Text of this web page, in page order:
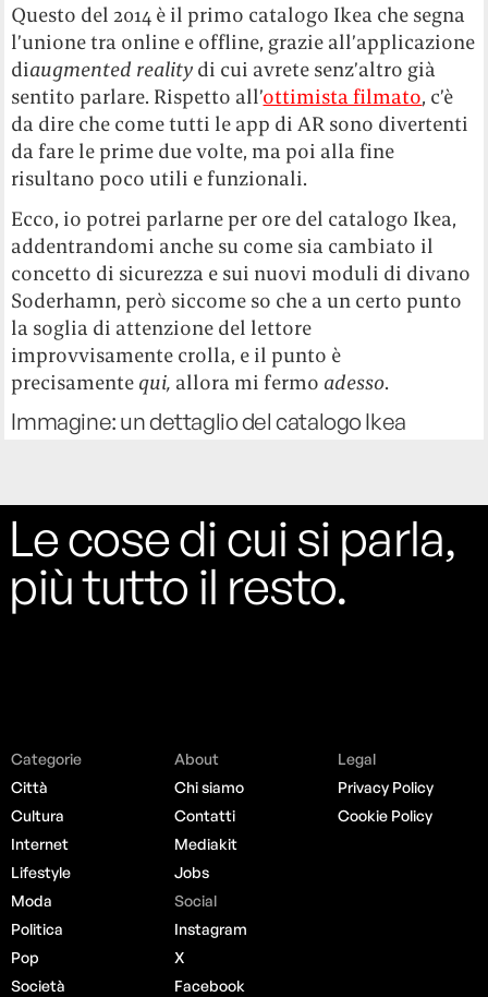
Questo del 2014 è il primo catalogo Ikea che segna
l’unione tra online e offline, grazie all’applicazione
diaugmented reality di cui avrete senz’altro già
sentito parlare. Rispetto all’ottimista filmato, c’è
da dire che come tutti le app di AR sono divertenti
da fare le prime due volte, ma poi alla fine
risultano poco utili e funzionali.
Ecco, io potrei parlarne per ore del catalogo Ikea,
addentrandomi anche su come sia cambiato il
concetto di sicurezza e sui nuovi moduli di divano
Soderhamn, però siccome so che a un certo punto
la soglia di attenzione del lettore
improvvisamente crolla, e il punto è
precisamente qui, allora mi fermo adesso.
Immagine: un dettaglio del catalogo Ikea
Le cose di cui si parla,
più tutto il resto.
Categorie
Città
Cultura
Internet
Lifestyle
Moda
Politica
Pop
Società
About
Chi siamo
Contatti
Mediakit
Jobs
Social
Instagram
X
Facebook
Legal
Privacy Policy
Cookie Policy